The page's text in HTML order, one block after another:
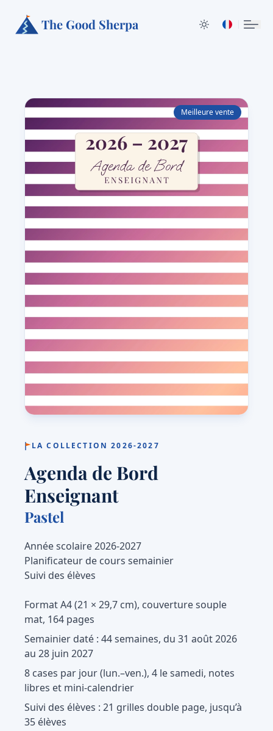
The Good Sherpa
Meilleure vente
LA COLLECTION 2026-2027
Agenda de Bord
Enseignant
Pastel
Année scolaire 2026-2027
Planificateur de cours semainier
Suivi des élèves
Format A4 (21 × 29,7 cm), couverture souple
mat, 164 pages
Semainier daté : 44 semaines, du 31 août 2026
au 28 juin 2027
8 cases par jour (lun.–ven.), 4 le samedi, notes
libres et mini-calendrier
Suivi des élèves : 21 grilles double page, jusqu’à
35 élèves